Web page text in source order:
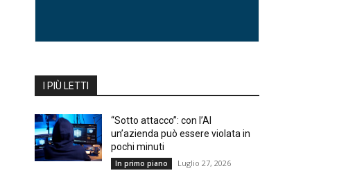
I PIÙ LETTI
“Sotto attacco”: con l’AI
un’azienda può essere violata in
pochi minuti
In primo piano Luglio 27, 2026